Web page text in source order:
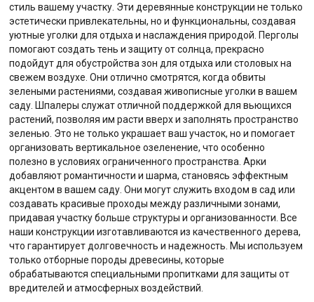
стиль вашему участку. Эти деревянные конструкции не только
эстетически привлекательны, но и функциональны, создавая
уютные уголки для отдыха и наслаждения природой. Перголы
помогают создать тень и защиту от солнца, прекрасно
подойдут для обустройства зон для отдыха или столовых на
свежем воздухе. Они отлично смотрятся, когда обвиты
зелеными растениями, создавая живописные уголки в вашем
саду. Шпалеры служат отличной поддержкой для вьющихся
растений, позволяя им расти вверх и заполнять пространство
зеленью. Это не только украшает ваш участок, но и помогает
организовать вертикальное озеленение, что особенно
полезно в условиях ограниченного пространства. Арки
добавляют романтичности и шарма, становясь эффектным
акцентом в вашем саду. Они могут служить входом в сад или
создавать красивые проходы между различными зонами,
придавая участку больше структуры и организованности. Все
наши конструкции изготавливаются из качественного дерева,
что гарантирует долговечность и надежность. Мы используем
только отборные породы древесины, которые
обрабатываются специальными пропитками для защиты от
вредителей и атмосферных воздействий.